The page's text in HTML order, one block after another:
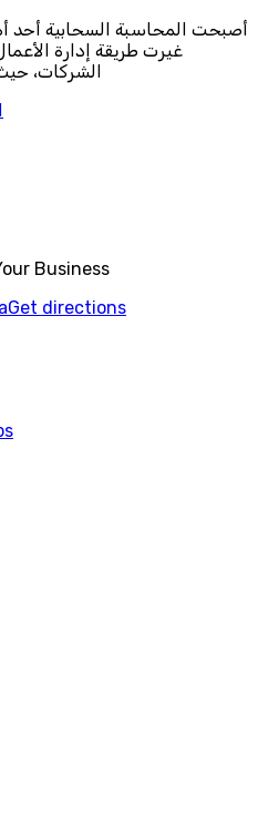
أصبحت المحاسبة السحابية أحد
غيرت طريقة إدارة
الشركات،
Business
Get directions